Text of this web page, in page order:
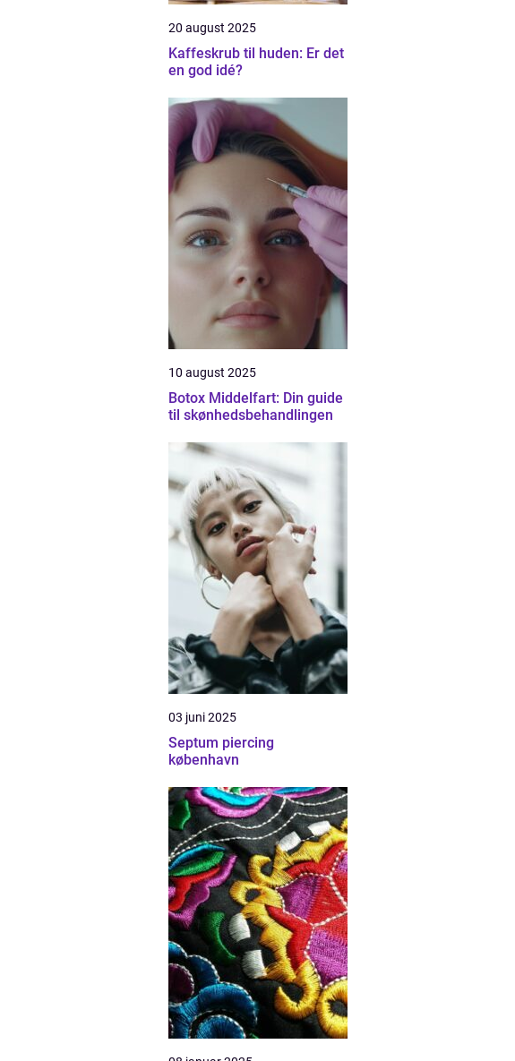
20 august 2025
Kaffeskrub til huden: Er det
en god idé?
10 august 2025
Botox Middelfart: Din guide
til skønhedsbehandlingen
03 juni 2025
Septum piercing
københavn